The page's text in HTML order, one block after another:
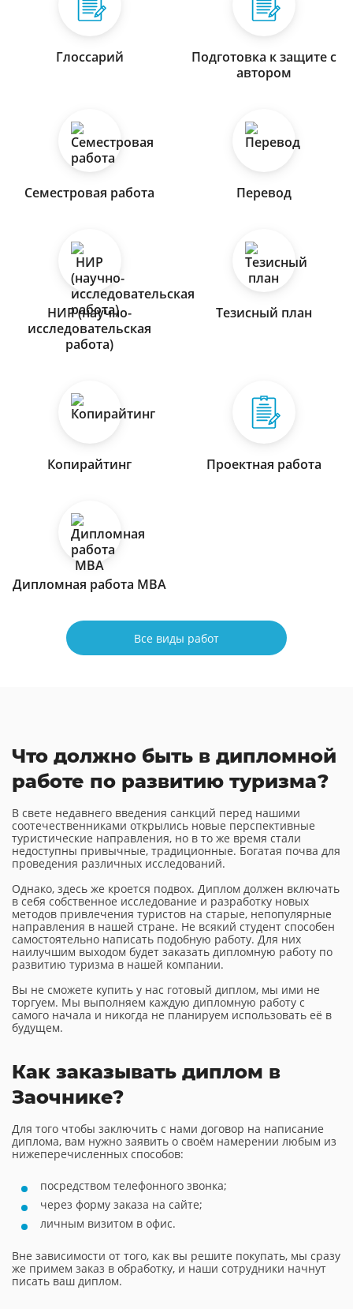
Глоссарий
Подготовка к защите с
автором
Семестровая работа Перевод
НИР (научно-
исследовательская
работа)
Тезисный план
Копирайтинг Проектная работа
Дипломная работа МВА
Все виды работ
Что должно быть в дипломной
работе по развитию туризма?
В свете недавнего введения санкций перед нашими
соотечественниками открылись новые перспективные
туристические направления, но в то же время стали
недоступны привычные, традиционные. Богатая почва для
проведения различных исследований.
Однако, здесь же кроется подвох. Диплом должен включать
в себя собственное исследование и разработку новых
методов привлечения туристов на старые, непопулярные
направления в нашей стране. Не всякий студент способен
самостоятельно написать подобную работу. Для них
наилучшим выходом будет заказать дипломную работу по
развитию туризма в нашей компании.
Вы не сможете купить у нас готовый диплом, мы ими не
торгуем. Мы выполняем каждую дипломную работу с
самого начала и никогда не планируем использовать её в
будущем.
Как заказывать диплом в
Заочнике?
Для того чтобы заключить с нами договор на написание
диплома, вам нужно заявить о своём намерении любым из
нижеперечисленных способов:
посредством телефонного звонка;
через форму заказа на сайте;
личным визитом в офис.
Вне зависимости от того, как вы решите покупать, мы сразу
же примем заказ в обработку, и наши сотрудники начнут
писать ваш диплом.